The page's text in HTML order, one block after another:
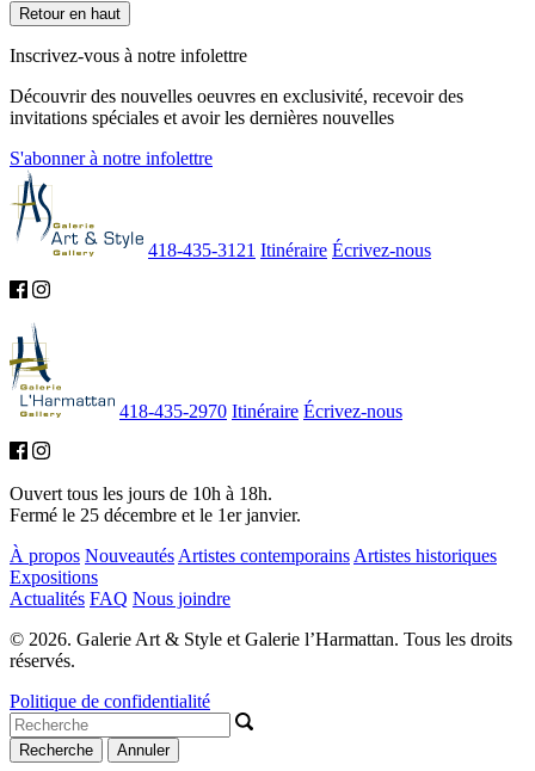
Retour en haut
Inscrivez-vous à notre infolettre
Découvrir des nouvelles oeuvres en exclusivité, recevoir des
invitations spéciales et avoir les dernières nouvelles
S'abonner à notre infolettre
418-435-3121 Itinéraire Écrivez-nous
418-435-2970 Itinéraire Écrivez-nous
Ouvert tous les jours de 10h à 18h.
Fermé le 25 décembre et le 1er janvier.
À propos Nouveautés Artistes contemporains Artistes historiques
Expositions
Actualités FAQ Nous joindre
© 2026. Galerie Art & Style et Galerie l’Harmattan. Tous les droits
réservés.
Politique de confidentialité
Recherche Annuler